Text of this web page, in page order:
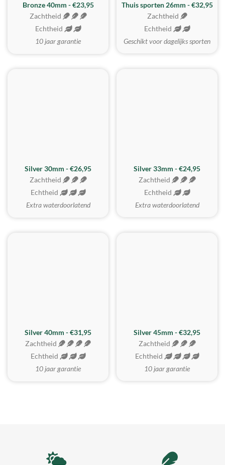
Bronze 40mm - €23,95
Zachtheid
Echtheid
10 jaar garantie
Thuis sporten 26mm - €32,95
Zachtheid
Echtheid
Geschikt voor dagelijks sporten
Silver 30mm - €26,95
Zachtheid
Echtheid
Extra waterdoorlatend
Silver 33mm - €24,95
Zachtheid
Echtheid
Extra waterdoorlatend
Silver 40mm - €31,95
Zachtheid
Echtheid
10 jaar garantie
MEEST GEKOZEN
Silver 45mm - €32,95
Zachtheid
Echtheid
10 jaar garantie